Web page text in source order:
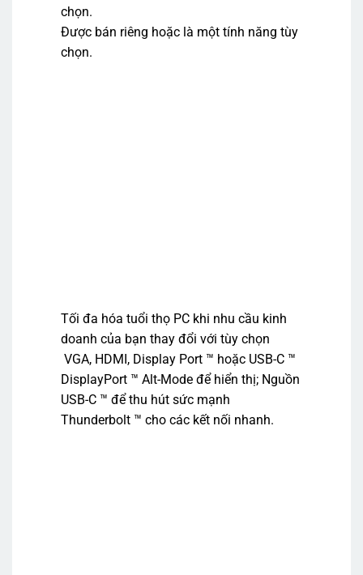
chọn.
Được bán riêng hoặc là một tính năng tùy
chọn.
Tối đa hóa tuổi thọ PC khi nhu cầu kinh
doanh của bạn thay đổi với tùy chọn
VGA, HDMI, Display Port ™ hoặc USB-C ™
DisplayPort ™ Alt-Mode để hiển thị; Nguồn
USB-C ™ để thu hút sức mạnh
Thunderbolt ™ cho các kết nối nhanh.